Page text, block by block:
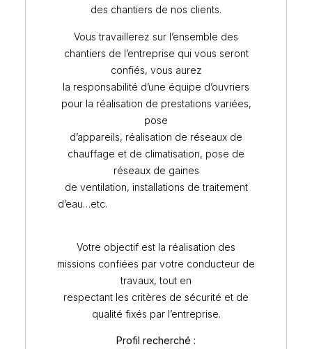
des chantiers de nos clients.
Vous travaillerez sur l’ensemble des
chantiers de l’entreprise qui vous seront
confiés, vous aurez
la responsabilité d’une équipe d’ouvriers
pour la réalisation de prestations variées,
pose
d’appareils, réalisation de réseaux de
chauffage et de climatisation, pose de
réseaux de gaines
de ventilation, installations de traitement
d’eau…etc.
Votre objectif est la réalisation des
missions confiées par votre conducteur de
travaux, tout en
respectant les critères de sécurité et de
qualité fixés par l’entreprise.
Profil recherché :